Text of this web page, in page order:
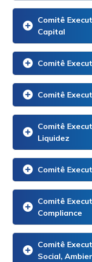
Comitê
Capital
Comitê
Comitê
Comitê
Liquidez
Comitê
Comitê
Compliance
Comitê
Social,